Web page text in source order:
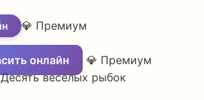
💎 Премиум
онлайн
💎 Премиум
Десять веселых рыбок